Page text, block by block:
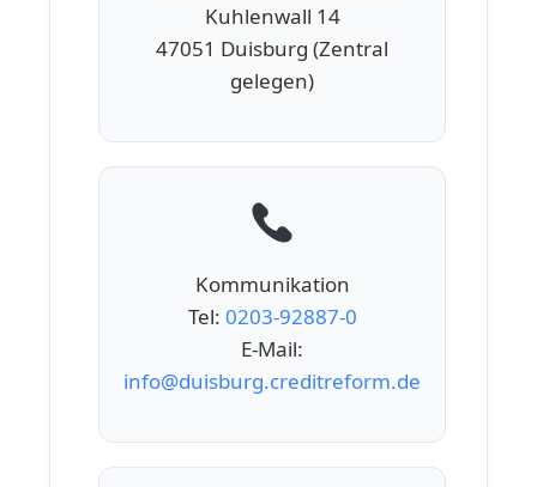
Kuhlenwall 14
47051 Duisburg (Zentral
gelegen)
Kommunikation
Tel: 0203-92887-0
E-Mail:
info@duisburg.creditreform.de